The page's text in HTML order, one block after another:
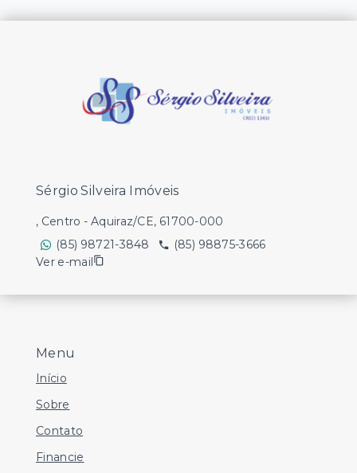
Menu
Início
Sobre
Contato
Financie
Sérgio Silveira Imóveis
, Centro - Aquiraz/CE, 61700-000
(85) 98721-3848
(85) 98875-3666
Ver e-mail